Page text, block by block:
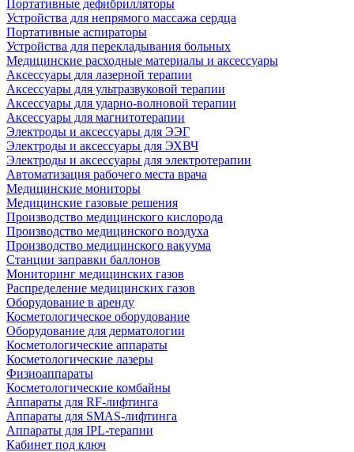
Портативные дефибрилляторы
Устройства для непрямого массажа сердца
Портативные аспираторы
Устройства для перекладывания больных
Медицинские расходные материалы и аксессуары
Аксессуары для лазерной терапии
Аксессуары для ультразвуковой терапии
Аксессуары для ударно-волновой терапии
Аксессуары для магнитотерапии
Электроды и аксессуары для ЭЭГ
Электроды и аксессуары для ЭХВЧ
Электроды и аксессуары для электротерапии
Автоматизация рабочего места врача
Медицинские мониторы
Медицинские газовые решения
Производство медицинского кислорода
Производство медицинского воздуха
Производство медицинского вакуума
Станции заправки баллонов
Мониторинг медицинских газов
Распределение медицинских газов
Оборудование в аренду
Косметологическое оборудование
Оборудование для дерматологии
Косметологические аппараты
Косметологические лазеры
Физиоаппараты
Косметологические комбайны
Аппараты для RF-лифтинга
Аппараты для SMAS-лифтинга
Аппараты для IPL-терапии
Кабинет под ключ